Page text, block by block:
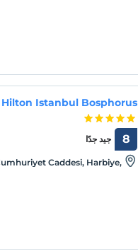
Hilton Istanbul Bosphorus
جيد جدًا 8
Caddesi, Harbiye,